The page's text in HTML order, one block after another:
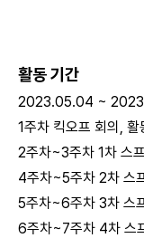
활동 기간
2023.05.04 ~
1주차 킥오프 회의, 활
2주차~3주차 1차 스
4주차~5주차 2차 스
5주차~6주차 3차 스
6주차~7주차 4차 스